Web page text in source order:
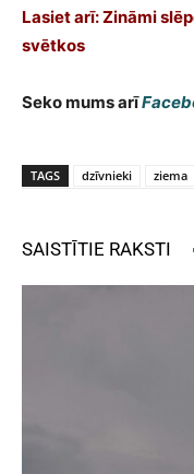
Lasiet arī: Zināmi
svētkos
Seko mums arī
TAGS dzīvnieki ziema
SAISTĪTIE RAKSTI